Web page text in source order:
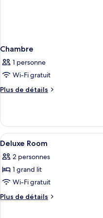
Chambre
1 personne
Wi-Fi gratuit
Plus de détails
Plus
le
type
de
Chambre
Afficher
toutes
les
photos
pour
ce
16
Deluxe Room
2 personnes
1 grand lit
Wi-Fi gratuit
Plus de détails
Plus